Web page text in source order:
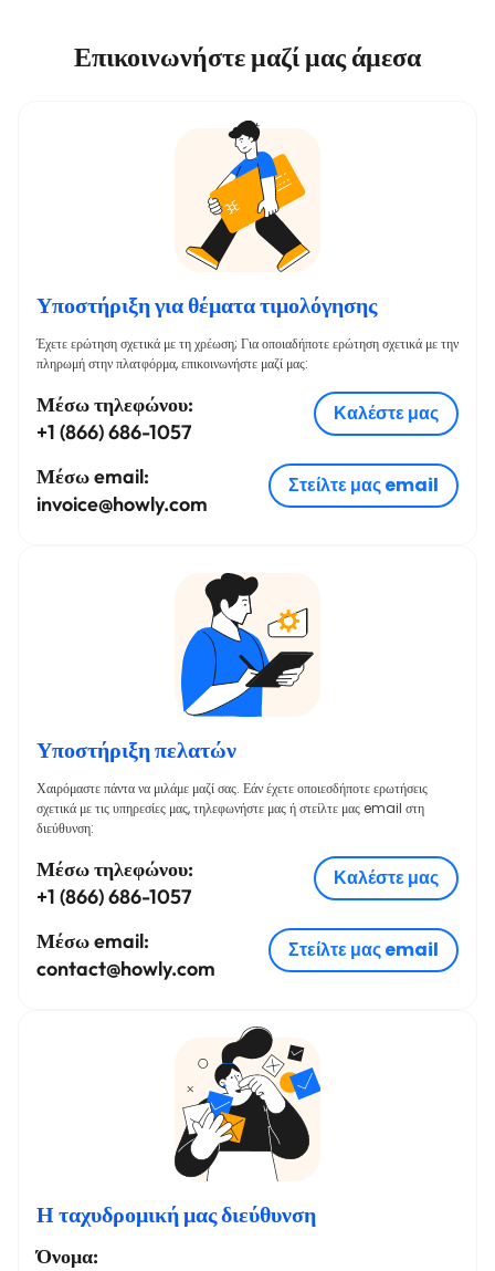
Επικοινωνήστε μαζί μας άμεσα
Υποστήριξη για θέματα τιμολόγησης
Έχετε ερώτηση σχετικά με τη χρέωση; Για οποιαδήποτε ερώτηση σχετικά με την
πληρωμή στην πλατφόρμα, επικοινωνήστε μαζί μας:
Μέσω τηλεφώνου:
+1 (866) 686-1057
Καλέστε μας
Μέσω email:
invoice@howly.com
Στείλτε μας email
Υποστήριξη πελατών
Χαιρόμαστε πάντα να μιλάμε μαζί σας. Εάν έχετε οποιεσδήποτε ερωτήσεις
σχετικά με τις υπηρεσίες μας, τηλεφωνήστε μας ή στείλτε μας email στη
διεύθυνση:
Μέσω τηλεφώνου:
+1 (866) 686-1057
Καλέστε μας
Μέσω email:
contact@howly.com
Στείλτε μας email
Η ταχυδρομική μας διεύθυνση
Όνομα: